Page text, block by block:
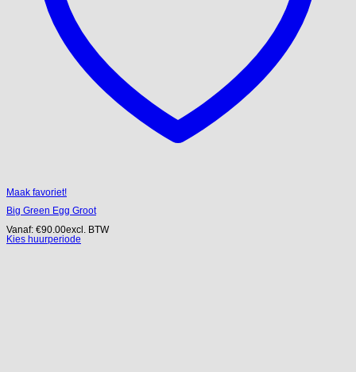
Maak favoriet!
Big Green Egg Groot
Vanaf: €90.00excl. BTW
Kies huurperiode